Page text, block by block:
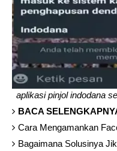
aplikasi pinjol indodana
BACA
Cara Mengamankan
Bagaimana Solusinya